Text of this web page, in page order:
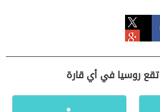
روسيا في أي قارة